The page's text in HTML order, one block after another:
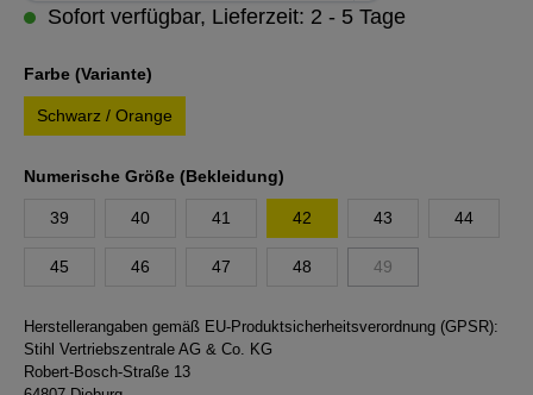
Sofort verfügbar, Lieferzeit: 2 - 5 Tage
Farbe (Variante)
Schwarz / Orange
Numerische Größe (Bekleidung)
39 40 41 42 43 44
45 46 47 48 49(Diese Option ist
Herstellerangaben gemäß EU-Produktsicherheitsverordnung (GPSR):
Stihl Vertriebszentrale AG & Co. KG
Robert-Bosch-Straße 13